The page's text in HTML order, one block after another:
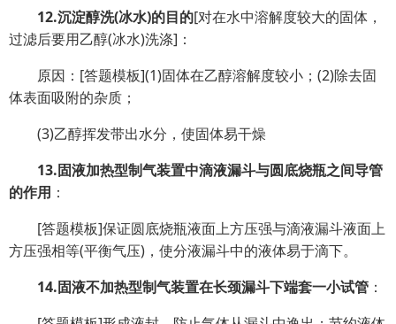
12.沉淀醇洗(冰水)的目的[对在水中溶解度较大的固体，
过滤后要用乙醇(冰水)洗涤]：
原因：[答题模板](1)固体在乙醇溶解度较小；(2)除去固
体表面吸附的杂质；
(3)乙醇挥发带出水分，使固体易干燥
13.固液加热型制气装置中滴液漏斗与圆底烧瓶之间导管
的作用 ：
[答题模板]保证圆底烧瓶液面上方压强与滴液漏斗液面上
方压强相等(平衡气压)，使分液漏斗中的液体易于滴下。
14.固液不加热型制气装置在长颈漏斗下端套一小试管 ：